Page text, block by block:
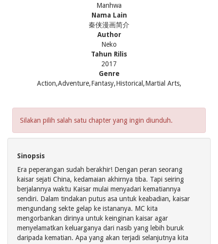
Manhwa
Nama Lain
秦侠漫画简介
Author
Neko
Tahun Rilis
2017
Genre
Action,Adventure,Fantasy,Historical,Martial Arts,
Silakan pilih salah satu chapter yang ingin diunduh.
Sinopsis
Era peperangan sudah berakhir! Dengan peran seorang
kaisar sejati China, kedamaian akhirnya tiba. Tapi seiring
berjalannya waktu Kaisar mulai menyadari kematiannya
sendiri. Dalam tindakan putus asa untuk keabadian, kaisar
mengundang sekte gelap ke istananya. MC kita
mengorbankan dirinya untuk keinginan kaisar agar
menyelamatkan keluarganya dari nasib yang lebih buruk
daripada kematian. Apa yang akan terjadi selanjutnya kita